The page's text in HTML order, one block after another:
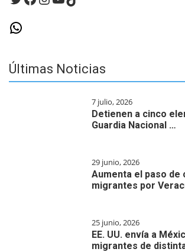
WhatsApp
Últimas Noticias
7 julio, 2026
Detienen a cinco
Guardia Nacional …
29 junio, 2026
Aumenta el paso de
migrantes por
25 junio, 2026
EE. UU. envía a
migrantes de